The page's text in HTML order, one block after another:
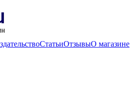
СтатьиОтзывыО магазине